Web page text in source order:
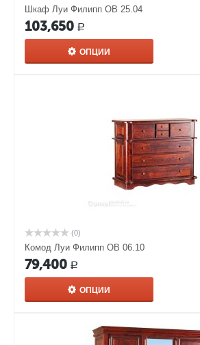
Шкаф Луи Филипп ОВ 25.04
103,650 Р
ОПЦИИ
(0)
Комод Луи Филипп ОВ 06.10
79,400 Р
ОПЦИИ